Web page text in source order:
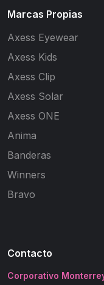
Marcas Propias
Axess Eyewear
Axess Kids
Axess Clip
Axess Solar
Axess ONE
Anima
Banderas
Winners
Bravo
Contacto
Corporativo